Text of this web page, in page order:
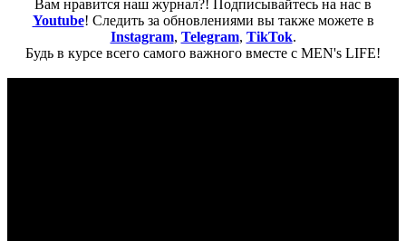
Вам нравится наш журнал?! Подписывайтесь на нас в
Youtube! Следить за обновлениями вы также можете в
Instagram, Telegram, TikTok.
Будь в курсе всего самого важного вместе с MEN's LIFE!